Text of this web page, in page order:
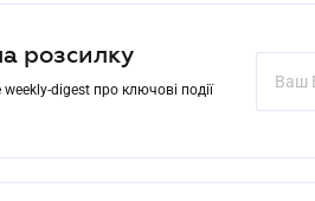
розсилку
digest про ключові події